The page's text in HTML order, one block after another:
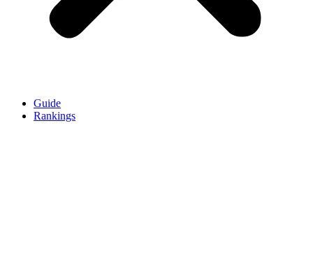
Guide
Rankings